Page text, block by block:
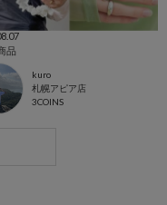
品
kuro
札幌アピア店
3COINS